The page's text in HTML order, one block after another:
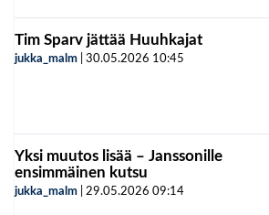
Tim Sparv jättää Huuhkajat
jukka_malm 30.05.2026 10:45
Yksi muutos lisää – Janssonille
ensimmäinen kutsu
jukka_malm 29.05.2026 09:14